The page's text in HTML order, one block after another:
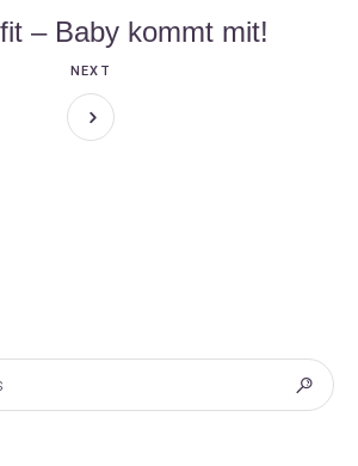
– Baby kommt mit!
NEXT